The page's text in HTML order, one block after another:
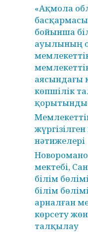
«Ақмола
бойынша
ауылының
аясындағы
көпшілік
нәтижелері
мектебі,
білім
білім
арналған
көрсету
талқылау